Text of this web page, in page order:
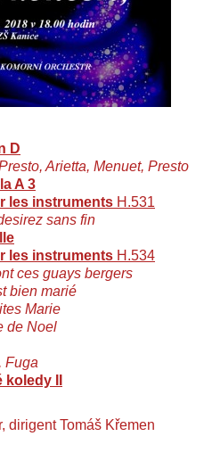
D
Arietta, Menuet, Presto
A 3
les instruments H.531
sans fin
les instruments H.534
ces guays bergers
marié
Noel
Fuga
II
dirigent Tomáš Křemen